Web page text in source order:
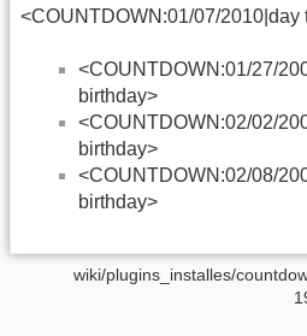
<COUNTDOWN:01/07/2010|day
<COUNTDOWN:01/27/
birthday>
<COUNTDOWN:02/02/
birthday>
<COUNTDOWN:02/08/
birthday>
wiki/plugins_installes/